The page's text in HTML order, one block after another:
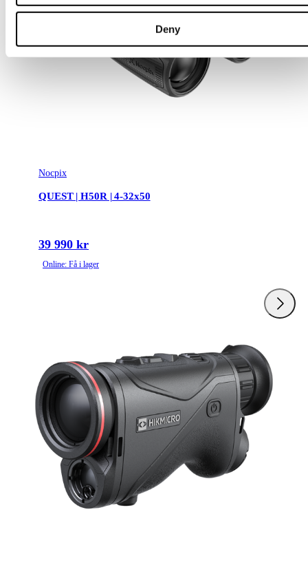
Deny
Nocpix
QUEST | H50R | 4-32x50
39 990 kr
Online: Få i lager